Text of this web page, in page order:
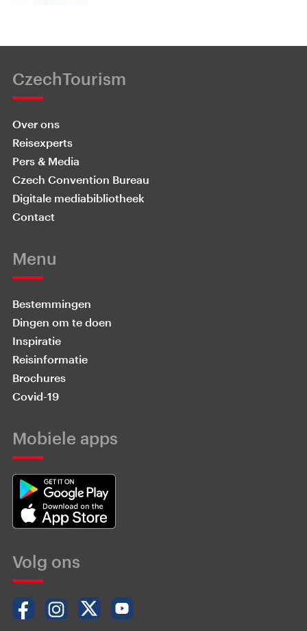
CzechTourism
Over ons
Reisexperts
Pers & Media
Czech Convention Bureau
Digitale mediabibliotheek
Contact
Menu
Bestemmingen
Dingen om te doen
Inspiratie
Reisinformatie
Brochures
Covid-19
Mobiele apps
Volg ons